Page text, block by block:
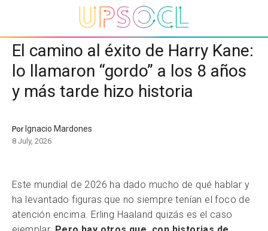
El camino al éxito de Harry Kane:
lo llamaron “gordo” a los 8 años
y más tarde hizo historia
Por Ignacio Mardones
8 July, 2026
Este mundial de 2026 ha dado mucho de qué hablar y
ha levantado figuras que no siempre tenían el foco de
atención encima. Erling Haaland quizás es el caso